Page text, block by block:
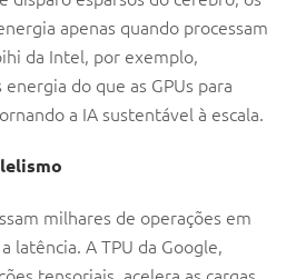
apenas quando processam
da Intel, por exemplo,
do que as GPUs para
a IA sustentável à escala.
milhares de operações em
latência. A TPU da Google,